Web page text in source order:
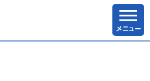
メニュー